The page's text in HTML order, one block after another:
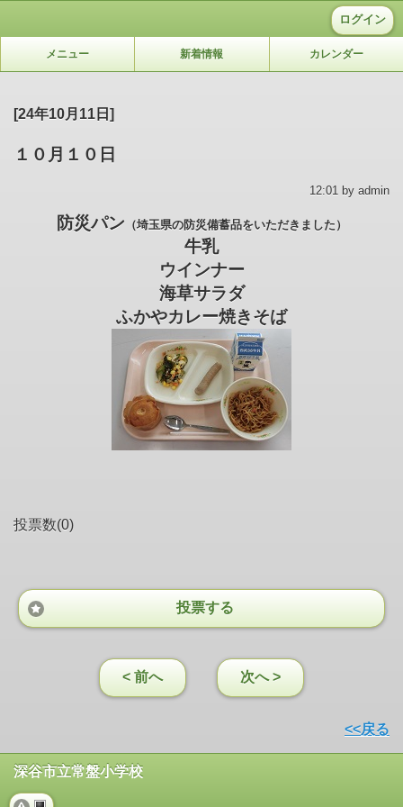
ログイン
メニュー 新着情報 カレンダー
[24年10月11日]
１０月１０日
12:01 by admin
防災パン （埼玉県の防災備蓄品をいただきました）
牛乳
ウインナー
海草サラダ
ふかやカレー焼きそば
投票数(0)
投票する
< 前へ 次へ >
<<戻る
深谷市立常盤小学校